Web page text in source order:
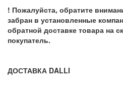
! Пожалуйста, обратите
забран в установленные
обратной доставке товара на
покупатель.
ДОСТАВКА DALLI